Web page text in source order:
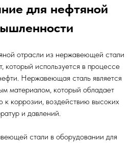
для нефтяной
отрасли из нержавеющей стали
который используется в процессе
Нержавеющая сталь является
материалом, который обладает
к коррозии, воздействию высоких
и давлений.
стали в оборудовании для